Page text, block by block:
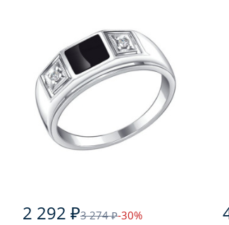
2 292 ₽3 274 ₽-30%